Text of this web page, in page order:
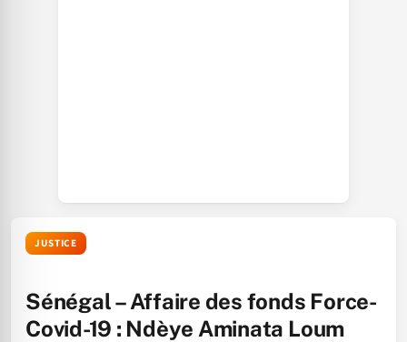
JUSTICE
Sénégal – Affaire des fonds Force-
Covid-19 : Ndèye Aminata Loum